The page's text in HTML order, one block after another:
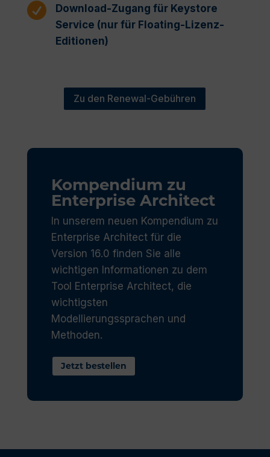

Download-Zugang für Keystore
Service (nur für Floating-Lizenz-
Editionen)
Zu den Renewal-Gebühren
Kompendium zu
Enterprise Architect
In unserem neuen Kompendium zu
Enterprise Architect für die
Version 16.0 finden Sie alle
wichtigen Informationen zu dem
Tool Enterprise Architect, die
wichtigsten
Modellierungssprachen und
Methoden.
Jetzt bestellen